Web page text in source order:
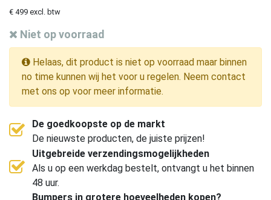
€ 499 excl. btw
Niet op voorraad
Helaas, dit product is niet op voorraad maar binnen
no time kunnen wij het voor u regelen. Neem contact
met ons op voor meer informatie.
De goedkoopste op de markt
De nieuwste producten, de juiste prijzen!
Uitgebreide verzendingsmogelijkheden
Als u op een werkdag bestelt, ontvangt u het binnen
48 uur.
Bumpers in grotere hoeveelheden kopen?